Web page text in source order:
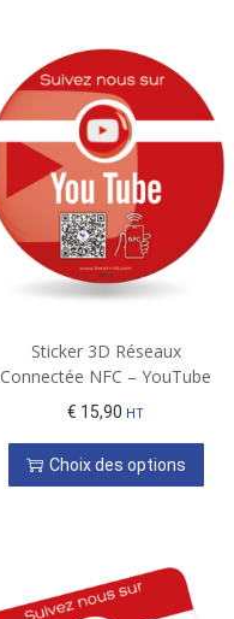
Sticker 3D Réseaux
Connectée NFC – YouTube
€ 15,90 HT
Choix des options